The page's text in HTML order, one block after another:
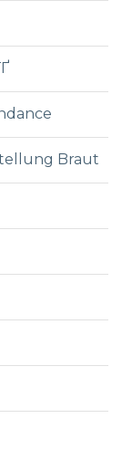
Braut